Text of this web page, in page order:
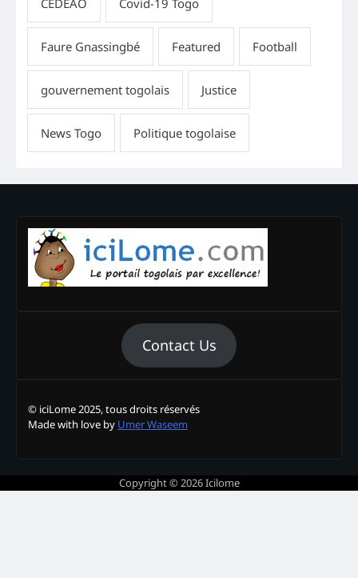
Contact Us
© iciLome 2025, tous droits réservés
Made with love by Umer Waseem
Copyright © 2026Icilome